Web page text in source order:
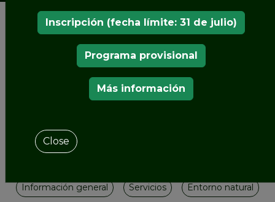
Contenido
Información general Servicios Entorno natural
Inscripción (fecha límite: 31 de julio)
Programa provisional
Más información
Close